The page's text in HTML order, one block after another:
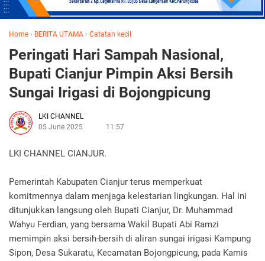
Home › BERITA UTAMA › Catatan kecil
Peringati Hari Sampah Nasional,
Bupati Cianjur Pimpin Aksi Bersih
Sungai Irigasi di Bojongpicung
LKI CHANNEL
05 June 2025
11:57
LKI CHANNEL CIANJUR.
Pemerintah Kabupaten Cianjur terus memperkuat
komitmennya dalam menjaga kelestarian lingkungan. Hal ini
ditunjukkan langsung oleh Bupati Cianjur, Dr. Muhammad
Wahyu Ferdian, yang bersama Wakil Bupati Abi Ramzi
memimpin aksi bersih-bersih di aliran sungai irigasi Kampung
Sipon, Desa Sukaratu, Kecamatan Bojongpicung, pada Kamis